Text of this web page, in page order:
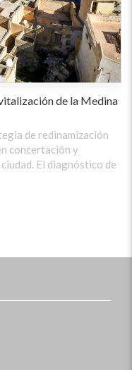
de la Medina
de redinamización
concertación y
El diagnóstico de